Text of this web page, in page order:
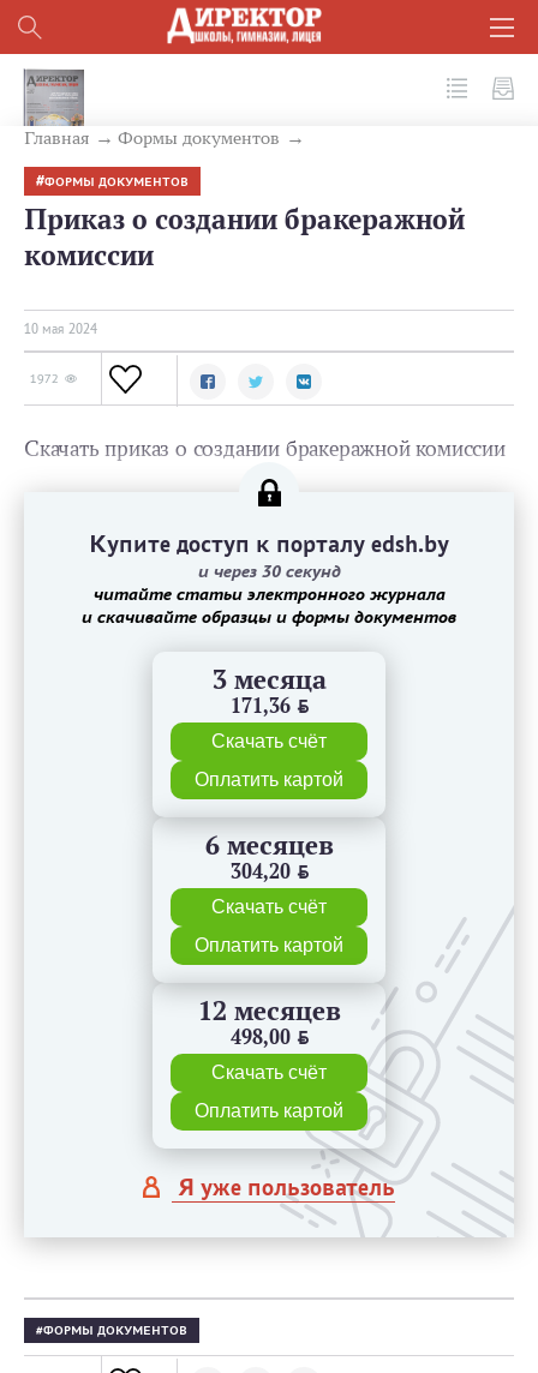
Главная Формы документов
ФОРМЫ ДОКУМЕНТОВ
Приказ о создании бракеражной
комиссии
10 мая 2024
1972
Скачать приказ о создании бракеражной комиссии
Купите доступ к порталу edsh.by
и через 30 секунд
читайте статьи электронного журнала
и скачивайте образцы и формы документов
3 месяца
171,36 BYN
Скачать счёт
Оплатить картой
6 месяцев
304,20 BYN
Скачать счёт
Оплатить картой
12 месяцев
498,00 BYN
Скачать счёт
Оплатить картой
Я уже пользователь
ФОРМЫ ДОКУМЕНТОВ